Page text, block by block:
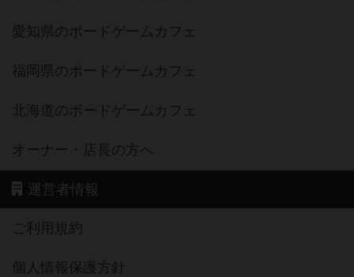
愛知県のボードゲームカフェ
福岡県のボードゲームカフェ
北海道のボードゲームカフェ
オーナー・店長の方へ
運営者情報
ご利用規約
個人情報保護方針